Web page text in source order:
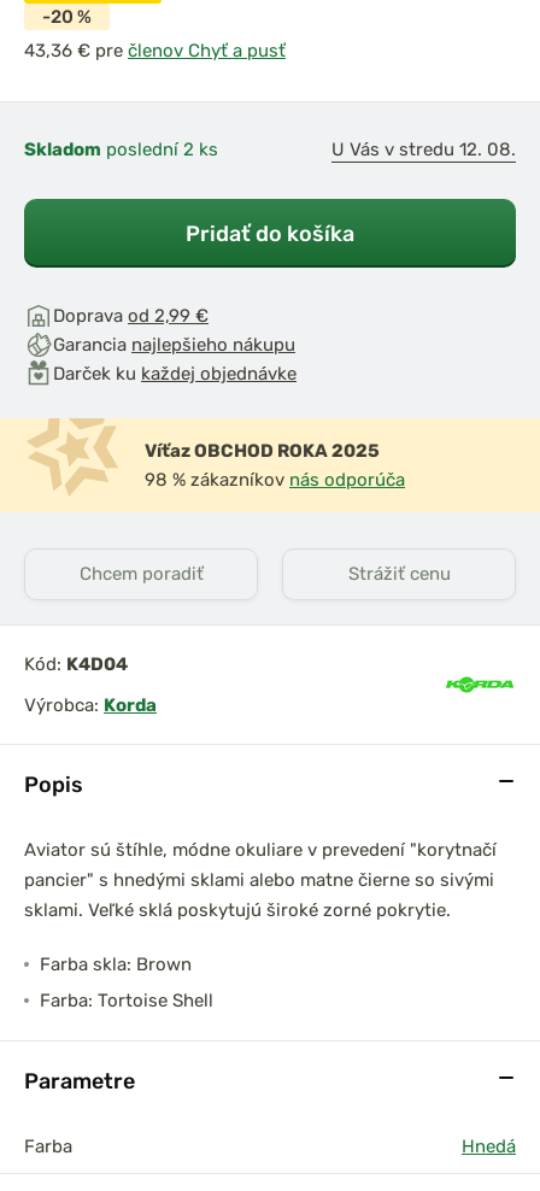
Popis
Aviator sú štíhle, módne okuliare v prevedení "korytnačí
pancier" s hnedými sklami alebo matne čierne so sivými
sklami. Veľké sklá poskytujú široké zorné pokrytie.
Farba skla: Brown
Farba: Tortoise Shell
Parametre
Farba Hnedá
-20 %
pre členov Chyť a pusť
Skladom poslední 2 ks U Vás v stredu 12. 08.
Pridať do košíka
Doprava od 2,99 €
Garancia najlepšieho nákupu
Darček ku každej objednávke
Víťaz OBCHOD ROKA 2025
98 % zákazníkov nás odporúča
Chcem poradiť Strážiť cenu
Kód: K4D04
Výrobca: Korda